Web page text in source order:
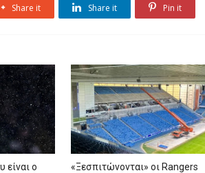
Share it Share it Pin it
είναι ο
«Ξεσπιτώνονται» οι Rangers